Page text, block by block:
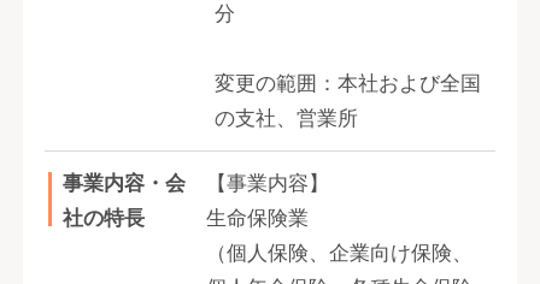
分
変更の範囲：本社および全国
の支社、営業所
事業内容・会
社の特長
【事業内容】
生命保険業
（個人保険、企業向け保険、